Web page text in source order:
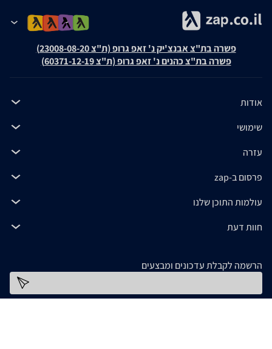
פשרה בת"צ אבנצ'יק נ' זאפ גרופ (ת"צ 23008-08-20)
פשרה בת"צ כהנים נ' זאפ גרופ (ת"צ 60371-12-19)
אודות
שימושי
עזרה
פרסום ב-zap
עולמות התוכן שלנו
חוות דעת
הרשמה לקבלת עדכונים ומבצעים